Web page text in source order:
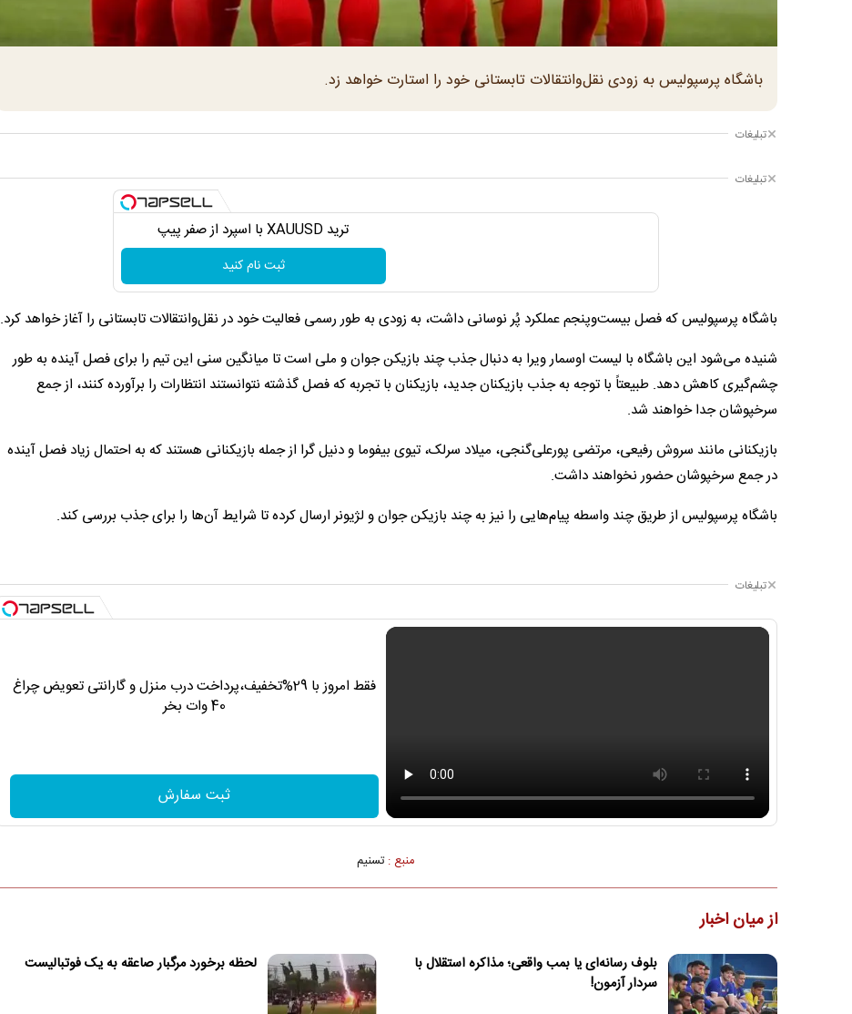
باشگاه پرسپولیس به زودی نقل‌و‌انتقالات تابستانی خود را استارت خواهد زد.
تبلیغات
تبلیغات
ترید XAUUSD با اسپرد از صفر پیپ
ثبت نام کنید
باشگاه پرسپولیس که فصل بیست‌و‌پنجم عملکرد پُر نوسانی داشت، به زودی به طور رسمی فعالیت خود در نقل‌و‌انتقالات تابستانی را آغاز خواهد کرد.
شنیده می‌شود این باشگاه با لیست اوسمار ویرا به دنبال جذب چند بازیکن جوان و ملی است تا میانگین سنی این تیم را برای فصل آینده به طور
چشم‌گیری کاهش دهد. طبیعتاً با توجه به جذب بازیکنان جدید، بازیکنان با تجربه که فصل گذشته نتوانستند انتظارات را برآورده کنند، از جمع
سرخپوشان جدا خواهند شد.
بازیکنانی مانند سروش رفیعی، مرتضی پورعلی‌گنجی، میلاد سرلک، تیوی بیفوما و دنیل گرا از جمله بازیکنانی هستند که به احتمال زیاد فصل آینده
در جمع سرخپوشان حضور نخواهند داشت.
باشگاه پرسپولیس از طریق چند واسطه پیام‌هایی را نیز به چند بازیکن جوان و لژیونر ارسال کرده تا شرایط آن‌ها را برای جذب بررسی کند.
تبلیغات
فقط امروز با 29%تخفیف،پرداخت درب منزل و گارانتی تعویض چراغ
40 وات بخر
ثبت سفارش
منبع :تسنیم
از میان اخبار
بلوف رسانه‌ای یا بمب واقعی؛ مذاکره استقلال با
سردار آزمون!
لحظه برخورد مرگبار صاعقه به یک فوتبالیست